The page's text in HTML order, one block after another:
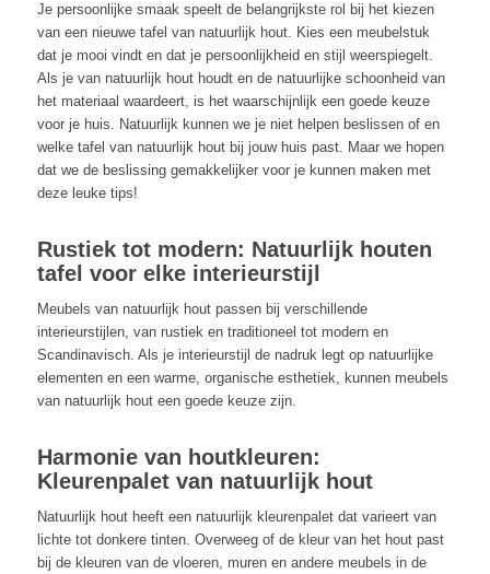
Je persoonlijke smaak speelt de belangrijkste rol bij het kiezen
van een nieuwe tafel van natuurlijk hout. Kies een meubelstuk
dat je mooi vindt en dat je persoonlijkheid en stijl weerspiegelt.
Als je van natuurlijk hout houdt en de natuurlijke schoonheid van
het materiaal waardeert, is het waarschijnlijk een goede keuze
voor je huis. Natuurlijk kunnen we je niet helpen beslissen of en
welke tafel van natuurlijk hout bij jouw huis past. Maar we hopen
dat we de beslissing gemakkelijker voor je kunnen maken met
deze leuke tips!
Rustiek tot modern: Natuurlijk houten
tafel voor elke interieurstijl
Meubels van natuurlijk hout passen bij verschillende
interieurstijlen, van rustiek en traditioneel tot modern en
Scandinavisch. Als je interieurstijl de nadruk legt op natuurlijke
elementen en een warme, organische esthetiek, kunnen meubels
van natuurlijk hout een goede keuze zijn.
Harmonie van houtkleuren:
Kleurenpalet van natuurlijk hout
Natuurlijk hout heeft een natuurlijk kleurenpalet dat varieert van
lichte tot donkere tinten. Overweeg of de kleur van het hout past
bij de kleuren van de vloeren, muren en andere meubels in de